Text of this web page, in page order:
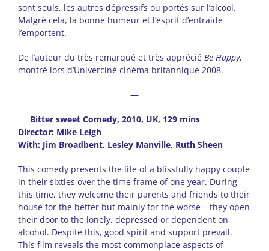
sont seuls, les autres dépressifs ou portés sur l’alcool.
Malgré cela, la bonne humeur et l’esprit d’entraide
l’emportent.
De l’auteur du très remarqué et très apprécié Be Happy,
montré lors d’Univerciné cinéma britannique 2008.
—
Bitter sweet Comedy, 2010, UK, 129 mins
Director: Mike Leigh
With: Jim Broadbent, Lesley Manville, Ruth Sheen
This comedy presents the life of a blissfully happy couple
in their sixties over the time frame of one year. During
this time, they welcome their parents and friends to their
house for the better but mainly for the worse – they open
their door to the lonely, depressed or dependent on
alcohol. Despite this, good spirit and support prevail.
This film reveals the most commonplace aspects of